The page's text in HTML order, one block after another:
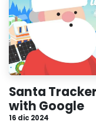
Santa
with Google
16 dic 2024